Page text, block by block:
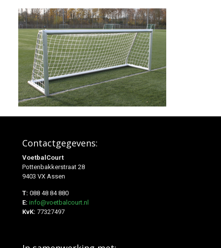
Contactgegevens:
VoetbalCourt
Pottenbakkerstraat 28
9403 VX Assen
T: 088 48 84 880
E: info@voetbalcourt.nl
KvK: 77327497